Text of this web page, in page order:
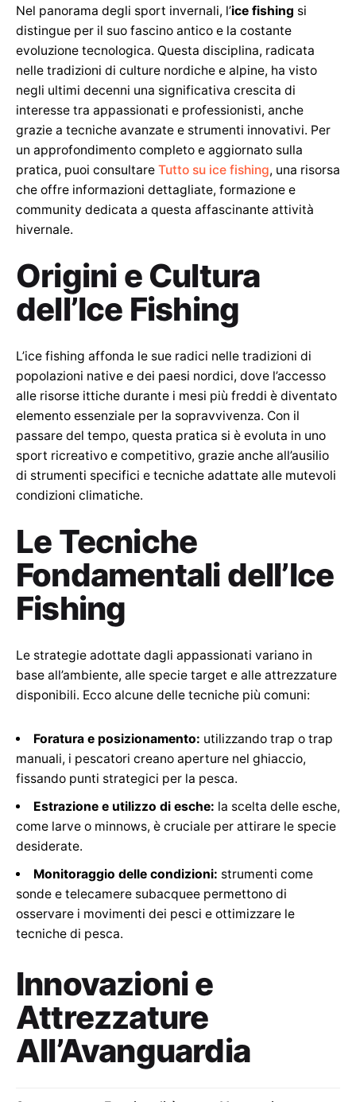
Nel panorama degli sport invernali, l’ice fishing si
distingue per il suo fascino antico e la costante
evoluzione tecnologica. Questa disciplina, radicata
nelle tradizioni di culture nordiche e alpine, ha visto
negli ultimi decenni una significativa crescita di
interesse tra appassionati e professionisti, anche
grazie a tecniche avanzate e strumenti innovativi. Per
un approfondimento completo e aggiornato sulla
pratica, puoi consultare Tutto su ice fishing, una risorsa
che offre informazioni dettagliate, formazione e
community dedicata a questa affascinante attività
hivernale.
Origini e Cultura
dell’Ice Fishing
L’ice fishing affonda le sue radici nelle tradizioni di
popolazioni native e dei paesi nordici, dove l’accesso
alle risorse ittiche durante i mesi più freddi è diventato
elemento essenziale per la sopravvivenza. Con il
passare del tempo, questa pratica si è evoluta in uno
sport ricreativo e competitivo, grazie anche all’ausilio
di strumenti specifici e tecniche adattate alle mutevoli
condizioni climatiche.
Le Tecniche
Fondamentali dell’Ice
Fishing
Le strategie adottate dagli appassionati variano in
base all’ambiente, alle specie target e alle attrezzature
disponibili. Ecco alcune delle tecniche più comuni:
Foratura e posizionamento: utilizzando trap o trap
manuali, i pescatori creano aperture nel ghiaccio,
fissando punti strategici per la pesca.
Estrazione e utilizzo di esche: la scelta delle esche,
come larve o minnows, è cruciale per attirare le specie
desiderate.
Monitoraggio delle condizioni: strumenti come
sonde e telecamere subacquee permettono di
osservare i movimenti dei pesci e ottimizzare le
tecniche di pesca.
Innovazioni e
Attrezzature
All’Avanguardia